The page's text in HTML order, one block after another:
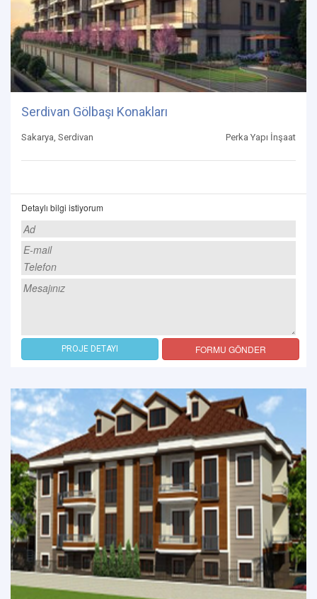
Serdivan Gölbaşı Konakları
Sakarya, Serdivan Perka Yapı İnşaat
Detaylı bilgi istiyorum
PROJE DETAYI FORMU GÖNDER